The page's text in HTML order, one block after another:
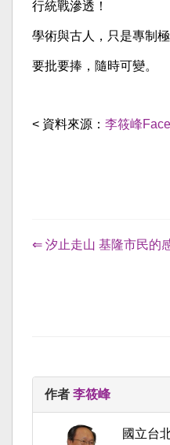
行統戰滲透！
學術與古人，只是專制
要批要捧，隨時可變。
< 資料來源： 李筱峰
⇐ 汐止走山 基隆市民的
作者 李筱峰
國立台